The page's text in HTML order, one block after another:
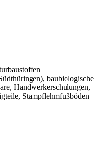
baubiologische
Handwerkerschulungen,
Stampflehmfußböden